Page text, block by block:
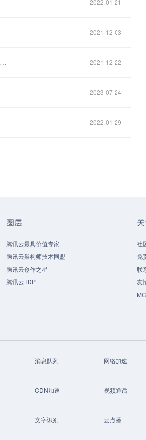
2022-01-21
2021-12-03
预言机Umbrella Network推出1500万美元孵化加速计划，专注于链游和元宇宙等领域 2021-12-22
2023-07-24
2022-01-29
圈层
腾讯云最具价值专家
腾讯云架构师技术同盟
腾讯云创作之星
腾讯云TDP
社
免
联
友
消息队列
网络加速
CDN加速
视频通话
文字识别
云点播